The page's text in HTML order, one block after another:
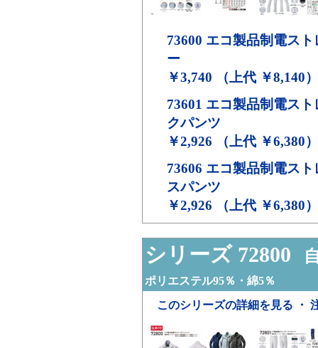
73600 エコ製品制電ス
ー
￥3,740 （上代 ￥8,140）
73601 エコ製品制電ス
クパンツ
￥2,926 （上代 ￥6,380）
73606 エコ製品制電ス
スパンツ
￥2,926 （上代 ￥6,380）
シリーズ 72800
ポリエステル95％・綿5％
このシリーズの詳細を見る ・